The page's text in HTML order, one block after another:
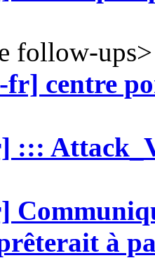
follow-ups>
fr] centre
:::
à